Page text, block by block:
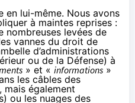
en lui-même. Nous avons
à maintes reprises :
nombreuses levées de
vannes du droit de
d’administrations
ou de la Défense) à
» et « informations »
les câbles des
mais également
ou les nuages des